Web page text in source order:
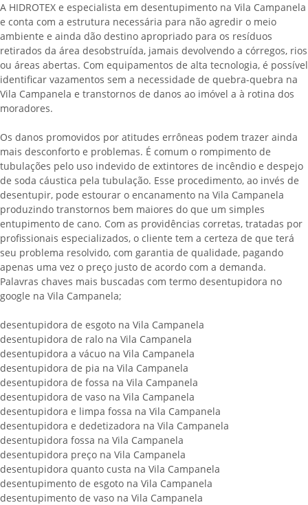
A HIDROTEX e especialista em desentupimento na Vila Campanela
e conta com a estrutura necessária para não agredir o meio
ambiente e ainda dão destino apropriado para os resíduos
retirados da área desobstruída, jamais devolvendo a córregos, rios
ou áreas abertas. Com equipamentos de alta tecnologia, é possível
identificar vazamentos sem a necessidade de quebra-quebra na
Vila Campanela e transtornos de danos ao imóvel a à rotina dos
moradores.
Os danos promovidos por atitudes errôneas podem trazer ainda
mais desconforto e problemas. É comum o rompimento de
tubulações pelo uso indevido de extintores de incêndio e despejo
de soda cáustica pela tubulação. Esse procedimento, ao invés de
desentupir, pode estourar o encanamento na Vila Campanela
produzindo transtornos bem maiores do que um simples
entupimento de cano. Com as providências corretas, tratadas por
profissionais especializados, o cliente tem a certeza de que terá
seu problema resolvido, com garantia de qualidade, pagando
apenas uma vez o preço justo de acordo com a demanda.
Palavras chaves mais buscadas com termo desentupidora no
google na Vila Campanela;
desentupidora de esgoto na Vila Campanela
desentupidora de ralo na Vila Campanela
desentupidora a vácuo na Vila Campanela
desentupidora de pia na Vila Campanela
desentupidora de fossa na Vila Campanela
desentupidora de vaso na Vila Campanela
desentupidora e limpa fossa na Vila Campanela
desentupidora e dedetizadora na Vila Campanela
desentupidora fossa na Vila Campanela
desentupidora preço na Vila Campanela
desentupidora quanto custa na Vila Campanela
desentupimento de esgoto na Vila Campanela
desentupimento de vaso na Vila Campanela